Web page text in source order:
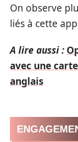
On observe
liés à cette
A lire aussi :
avec une
anglais